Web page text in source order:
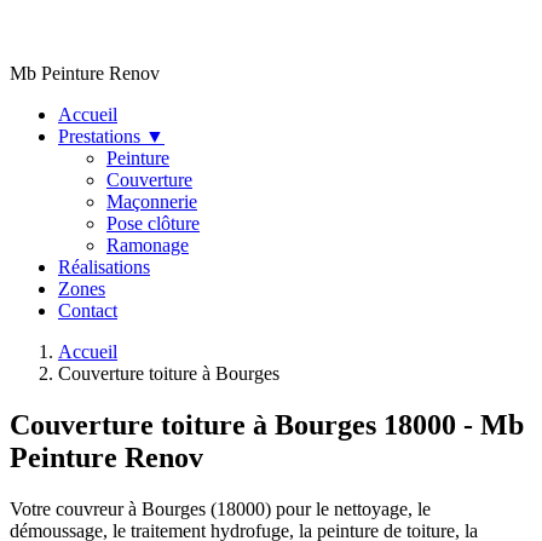
Mb Peinture Renov
Accueil
Prestations ▼
Peinture
Couverture
Maçonnerie
Pose clôture
Ramonage
Réalisations
Zones
Contact
Accueil
Couverture toiture à Bourges
Couverture toiture à Bourges 18000 - Mb
Peinture Renov
Votre couvreur à Bourges (18000) pour le nettoyage, le
démoussage, le traitement hydrofuge, la peinture de toiture, la